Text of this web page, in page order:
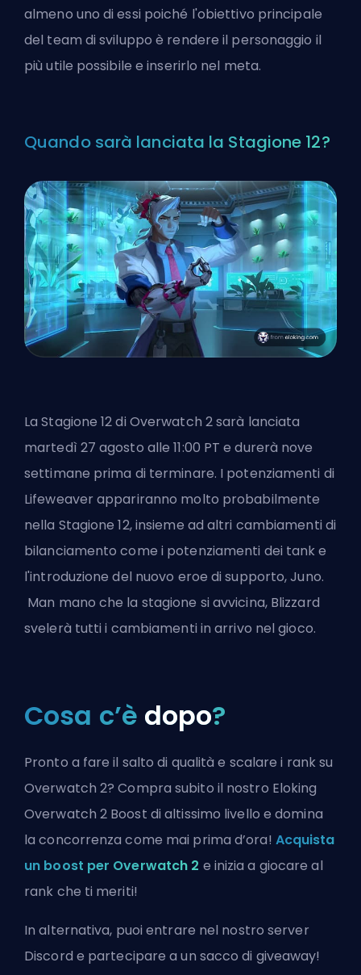
almeno uno di essi poiché l'obiettivo principale
del team di sviluppo è rendere il personaggio il
più utile possibile e inserirlo nel meta.
Quando sarà lanciata la Stagione 12?
La Stagione 12 di Overwatch 2 sarà lanciata
martedì 27 agosto alle 11:00 PT e durerà nove
settimane prima di terminare. I potenziamenti di
Lifeweaver appariranno molto probabilmente
nella Stagione 12, insieme ad altri cambiamenti di
bilanciamento come i potenziamenti dei tank e
l'introduzione del nuovo eroe di supporto, Juno.
Man mano che la stagione si avvicina, Blizzard
svelerà tutti i cambiamenti in arrivo nel gioco.
Cosa c’è dopo?
Pronto a fare il salto di qualità e scalare i rank su
Overwatch 2? Compra subito il nostro Eloking
Overwatch 2 Boost di altissimo livello e domina
la concorrenza come mai prima d’ora! Acquista
un boost per Overwatch 2 e inizia a giocare al
rank che ti meriti!
In alternativa, puoientrare nel nostro server
Discord e partecipare a un sacco di giveaway!